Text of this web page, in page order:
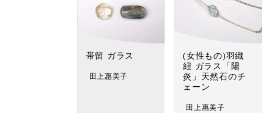
帯留 ガラス
田上惠美子
(女性もの)羽織
紐 ガラス「陽
炎」天然石のチ
ェーン
田上惠美子